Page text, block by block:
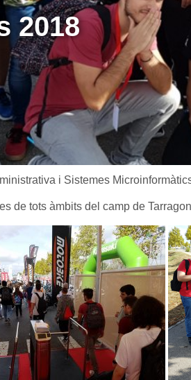
2018
i Sistemes
de tots àmbits del camp de